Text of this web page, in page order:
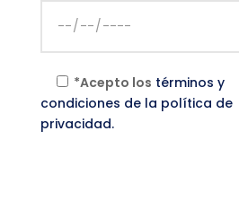
*Acepto los términos y
condiciones de la política de
privacidad.